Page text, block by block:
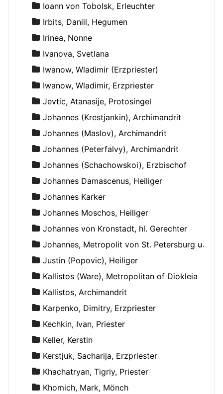
Ioann von Tobolsk, Erleuchter
Irbits, Daniil, Hegumen
Irinea, Nonne
Ivanova, Svetlana
Iwanow, Wladimir (Erzpriester)
Iwanow, Wladimir, Erzpriester
Jevtic, Atanasije, Protosingel
Johannes (Krestjankin), Archimandrit
Johannes (Maslov), Archimandrit
Johannes (Peterfalvy), Archimandrit
Johannes (Schachowskoi), Erzbischof
Johannes Damascenus, Heiliger
Johannes Karker
Johannes Moschos, Heiliger
Johannes von Kronstadt, hl. Gerechter
Johannes, Metropolit von St. Petersburg und Ladoga
Justin (Popovic), Heiliger
Kallistos (Ware), Metropolitan of Diokleia
Kallistos, Archimandrit
Karpenko, Dimitry, Erzpriester
Kechkin, Ivan, Priester
Keller, Kerstin
Kerstjuk, Sacharija, Erzpriester
Khachatryan, Tigriy, Priester
Khomich, Mark, Mönch